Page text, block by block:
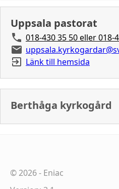
Uppsala pastorat
018-430 35 50 eller 018-
Länk till hemsida
Berthåga kyrkogård
©2026- Eniac